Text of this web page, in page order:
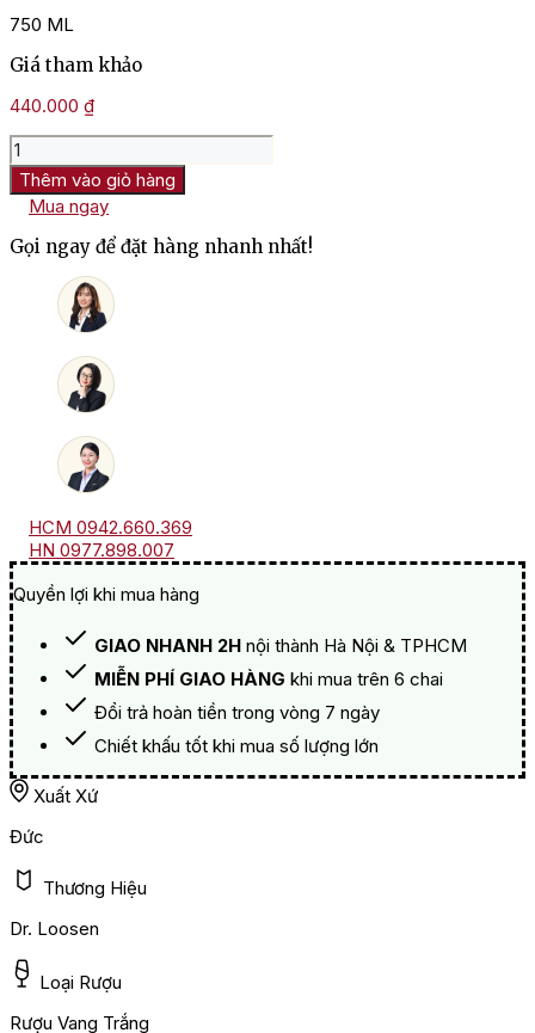
750 ML
Giá tham khảo
440.000 ₫
Rượu
Vang
Đức
Dr.
Loosen
Bros
Riesling
Thêm vào giỏ hàng
Mua ngay
Gọi ngay để đặt hàng nhanh nhất!
HCM 0942.660.369
HN 0977.898.007
Quyền lợi khi mua hàng
GIAO NHANH 2H nội thành Hà Nội & TPHCM
MIỄN PHÍ GIAO HÀNG khi mua trên 6 chai
Đổi trả hoàn tiền trong vòng 7 ngày
Chiết khấu tốt khi mua số lượng lớn
Xuất Xứ
Đức
Thương Hiệu
Dr. Loosen
Loại Rượu
Rượu Vang Trắng